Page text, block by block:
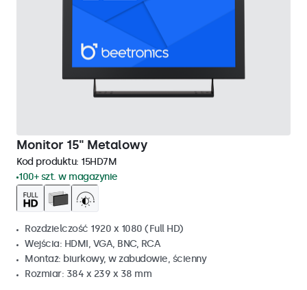
Monitor 15" Metalowy
Kod produktu: 15HD7M
100+ szt. w magazynie
Rozdzielczość 1920 x 1080 (Full HD)
Wejścia: HDMI, VGA, BNC, RCA
Montaż: biurkowy, w zabudowie, ścienny
Rozmiar: 384 x 239 x 38 mm